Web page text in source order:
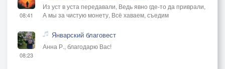
08:41
Из уст в уста передавали, Ведь явно где-то да приврали,
А мы за чистую монету, Всё хаваем, съедим
08:23
Январский благовест
Анна Р., благодарю Вас!